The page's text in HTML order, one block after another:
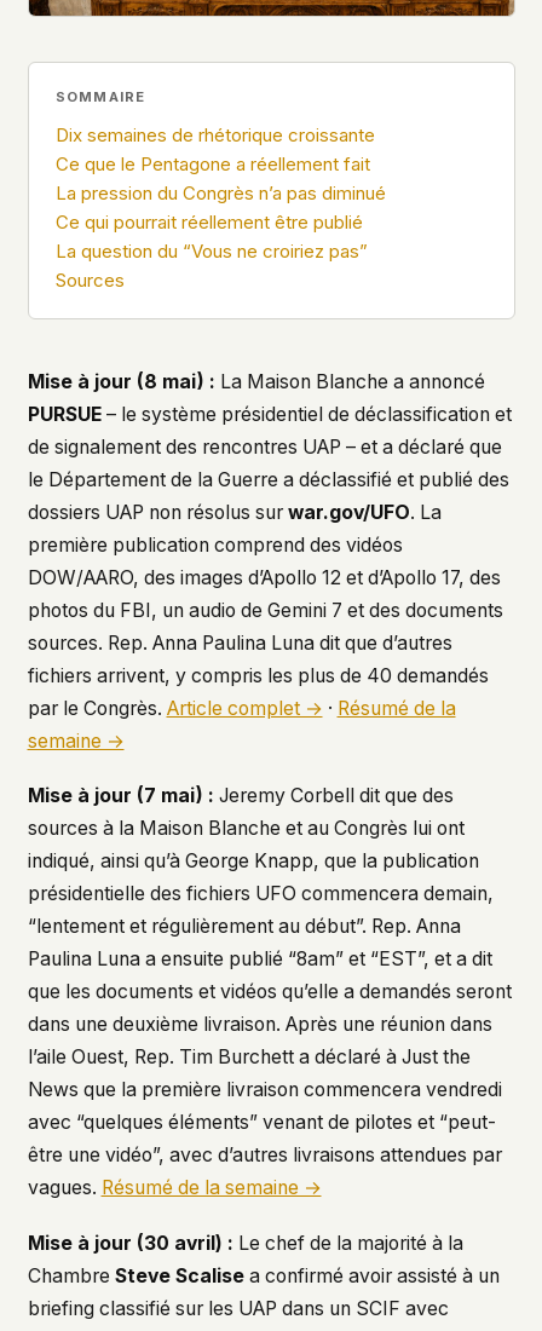
what devices they use, or whether they come
chose not to.
We think the tradeoff is worth it. The UFO/UAP
topic attracts government attention, and the
people reading about it deserve to do so without
military service member, a Hill staffer, or just
someone who's curious – your visit here is yours
alone.
WHAT WE CAN'T CONTROL
resolves the domain. Standard web server logs
exist on our hosting provider's infrastructure. We
don't use them, but we can't pretend they don't
If this concerns you, a VPN or Tor will handle it.
We won't judge – we'd do the same.
This isn't a privacy policy written by lawyers to
protect us. It's a promise written by us to protect
you. If we ever add analytics, tracking, or third-
party scripts, we'll say so here first – and you
should stop trusting us.
SOMMAIRE
Dix semaines de rhétorique croissante
Ce que le Pentagone a réellement fait
La pression du Congrès n’a pas diminué
Ce qui pourrait réellement être publié
La question du “Vous ne croiriez pas”
Sources
Mise à jour (8 mai) : La Maison Blanche a annoncé
PURSUE– le système présidentiel de déclassification et
de signalement des rencontres UAP – et a déclaré que
le Département de la Guerre a déclassifié et publié des
dossiers UAP non résolus sur war.gov/UFO. La
première publication comprend des vidéos
DOW/AARO, des images d’Apollo 12 et d’Apollo 17, des
photos du FBI, un audio de Gemini 7 et des documents
sources. Rep. Anna Paulina Luna dit que d’autres
fichiers arrivent, y compris les plus de 40 demandés
par le Congrès. Article complet → · Résumé de la
semaine →
Mise à jour (7 mai) : Jeremy Corbell dit que des
sources à la Maison Blanche et au Congrès lui ont
indiqué, ainsi qu’à George Knapp, que la publication
présidentielle des fichiers UFO commencera demain,
“lentement et régulièrement au début”. Rep. Anna
Paulina Luna a ensuite publié “8am” et “EST”, et a dit
que les documents et vidéos qu’elle a demandés seront
dans une deuxième livraison. Après une réunion dans
l’aile Ouest, Rep. Tim Burchett a déclaré à Just the
News que la première livraison commencera vendredi
avec “quelques éléments” venant de pilotes et “peut-
être une vidéo”, avec d’autres livraisons attendues par
vagues. Résumé de la semaine →
Mise à jour (30 avril) : Le chef de la majorité à la
Chambre Steve Scalisea confirmé avoir assisté à un
briefing classifié sur les UAP dans un SCIF avec